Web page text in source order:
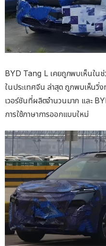
BYD Tang L เคยถูกพบเห็นใน
ในประเทศจีน ล่าสุด ถูกพบเห็นวิ่
เวอร์ชันที่ผลิตจำนวนมาก และ
การใช้ภาษาการออกแบบใหม่